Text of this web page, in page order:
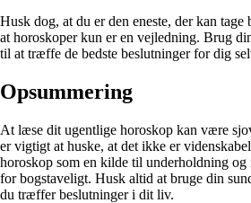
Husk dog, at du er den eneste, der kan
at horoskoper kun er en vejledning. Brug
til at træffe de bedste beslutninger for dig
Opsummering
At læse dit ugentlige horoskop kan være
er vigtigt at huske, at det ikke er
horoskop som en kilde til underholdning
for bogstaveligt. Husk altid at bruge din
du træffer beslutninger i dit liv.